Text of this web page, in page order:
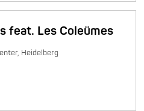
feat. Les Coleümes
Heidelberg